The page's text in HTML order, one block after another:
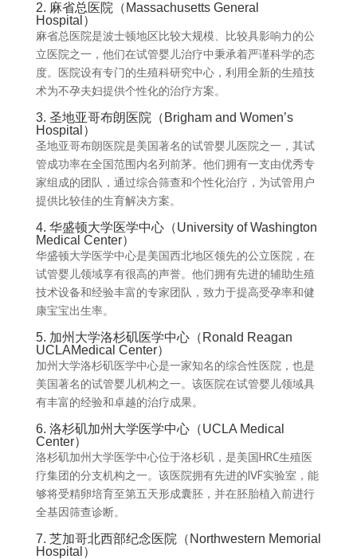
2. 麻省总医院（Massachusetts General
Hospital）
麻省总医院是波士顿地区比较大规模、比较具影响力的公
立医院之一，他们在试管婴儿治疗中秉承着严谨科学的态
度。医院设有专门的生殖科研究中心，利用全新的生殖技
术为不孕夫妇提供个性化的治疗方案。
3. 圣地亚哥布朗医院（Brigham and Women’s
Hospital）
圣地亚哥布朗医院是美国著名的试管婴儿医院之一，其试
管成功率在全国范围内名列前茅。他们拥有一支由优秀专
家组成的团队，通过综合筛查和个性化治疗，为试管用户
提供比较佳的生育解决方案。
4. 华盛顿大学医学中心（University of Washington
Medical Center）
华盛顿大学医学中心是美国西北地区领先的公立医院，在
试管婴儿领域享有很高的声誉。他们拥有先进的辅助生殖
技术设备和经验丰富的专家团队，致力于提高受孕率和健
康宝宝出生率。
5. 加州大学洛杉矶医学中心（Ronald Reagan
UCLAMedical Center）
加州大学洛杉矶医学中心是一家知名的综合性医院，也是
美国著名的试管婴儿机构之一。该医院在试管婴儿领域具
有丰富的经验和卓越的治疗成果。
6. 洛杉矶加州大学医学中心（UCLA Medical
Center）
洛杉矶加州大学医学中心位于洛杉矶，是美国HRC生殖医
疗集团的分支机构之一。该医院拥有先进的IVF实验室，能
够将受精卵培育至第五天形成囊胚，并在胚胎植入前进行
全基因筛查诊断。
7. 芝加哥北西部纪念医院（Northwestern Memorial
Hospital）